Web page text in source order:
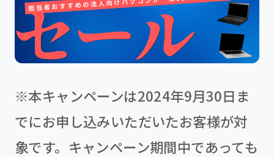
※本キャンペーンは2024年9月30日ま
でにお申し込みいただいたお客様が対
象です。キャンペーン期間中であっても